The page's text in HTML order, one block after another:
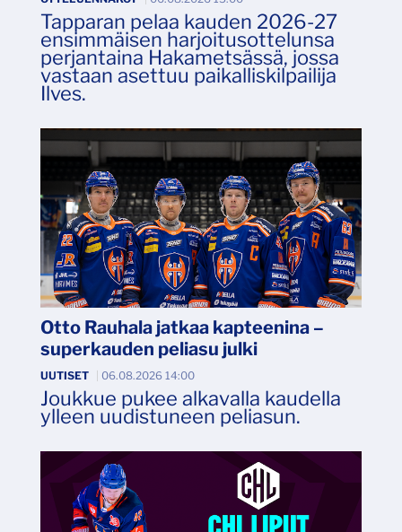
Tapparan pelaa kauden 2026-27
ensimmäisen harjoitusottelunsa
perjantaina Hakametsässä, jossa
vastaan asettuu paikalliskilpailija
Ilves.
Otto Rauhala jatkaa kapteenina –
superkauden peliasu julki
UUTISET 06.08.2026 14:00
Joukkue pukee alkavalla kaudella
ylleen uudistuneen peliasun.